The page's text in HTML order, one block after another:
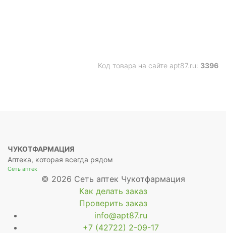
Код товара на сайте apt87.ru: 3396
ЧУКОТФАРМАЦИЯ
Аптека, которая всегда рядом
Сеть аптек
© 2026 Сеть аптек Чукотфармация
Как делать заказ
Проверить заказ
info@apt87.ru
+7 (42722) 2-09-17